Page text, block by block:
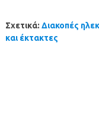
Σχετικά: Διακοπές
και έκτακτες